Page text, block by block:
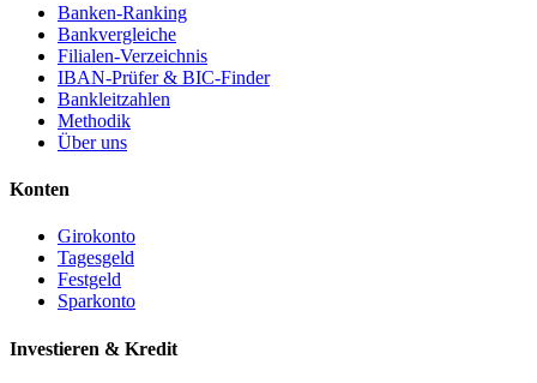
Banken-Ranking
Bankvergleiche
Filialen-Verzeichnis
IBAN-Prüfer & BIC-Finder
Bankleitzahlen
Methodik
Über uns
Konten
Girokonto
Tagesgeld
Festgeld
Sparkonto
Investieren & Kredit